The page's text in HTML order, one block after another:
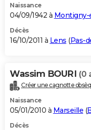
Naissance
04/09/1942 à Montigny-
Décès
16/10/2011 à Lens (Pas-
Wassim BOURI (0
Créer une cagnotte
Naissance
05/01/2010 à Marseille (
Décès